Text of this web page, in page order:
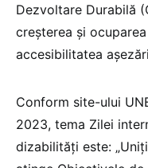
Dezvoltare Durabilă
creşterea şi
accesibilitatea
Conform site-ului
2023, tema Zilei
dizabilităţi este: